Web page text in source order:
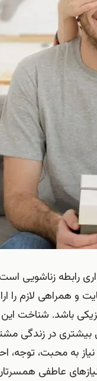
رابطه زناشویی
و همراهی لازم را
باشد. شناخت این
بیشتری در زندگی
به محبت، توجه،
عاطفی